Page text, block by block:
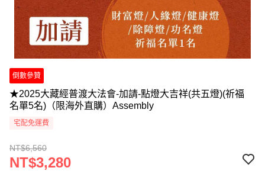
倒數參贊
★2025大藏經普渡大法會-加請-點燈大吉祥(共五燈)(祈福
名單5名)（限海外直購）Assembly
宅配免運費
NT$6,560
NT$3,280